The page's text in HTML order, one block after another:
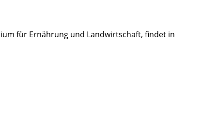
für Ernährung und Landwirtschaft, findet in